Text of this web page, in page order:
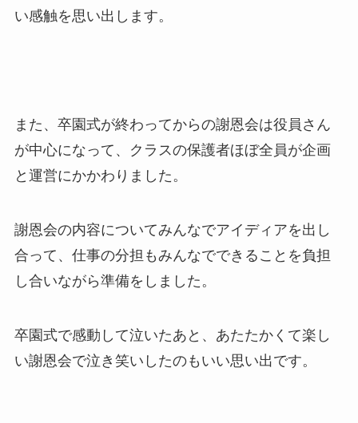
い感触を思い出します。
また、卒園式が終わってからの謝恩会は役員さん
が中心になって、クラスの保護者ほぼ全員が企画
と運営にかかわりました。
謝恩会の内容についてみんなでアイディアを出し
合って、仕事の分担もみんなでできることを負担
し合いながら準備をしました。
卒園式で感動して泣いたあと、あたたかくて楽し
い謝恩会で泣き笑いしたのもいい思い出です。